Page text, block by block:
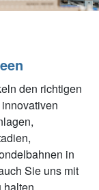
den richtigen
in
Sie uns mit
halten.